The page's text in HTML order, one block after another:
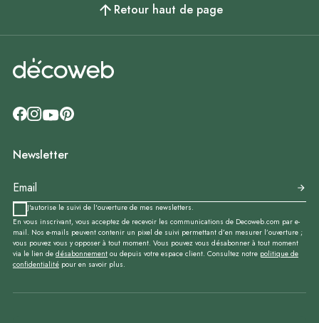
Retour haut de page
Newsletter
J'autorise le suivi de l'ouverture de mes newsletters.
En vous inscrivant, vous acceptez de recevoir les communications de Decoweb.com par e-
mail. Nos e-mails peuvent contenir un pixel de suivi permettant d’en mesurer l’ouverture ;
vous pouvez vous y opposer à tout moment. Vous pouvez vous désabonner à tout moment
via le lien de désabonnement ou depuis votre espace client. Consultez notre politique de
confidentialité pour en savoir plus.